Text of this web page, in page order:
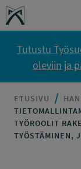
Siirry sisältöön
Työsuojelurahasto
Tutustu
oleviin ja
ETUSIVU
TYÖROOLIT
TYÖSTÄMINEN,